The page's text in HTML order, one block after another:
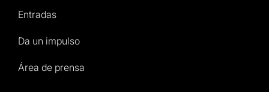
Entradas
Da un impulso
Área de prensa